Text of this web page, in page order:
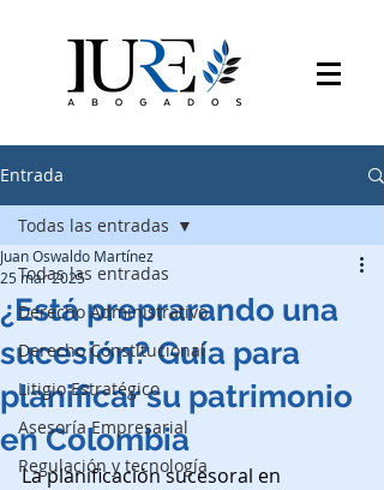
Entrada
Todas las entradas
Derecho Administrativo
Derecho Constitucional
Litigio Estratégico
Asesoría Empresarial
Regulación y tecnología
Todas las entradas
¿Está preprarando una
sucesión? Guía para
planificar su patrimonio
en Colombia
Juan Oswaldo Martínez
25 mar 2025
La planificación sucesoral en